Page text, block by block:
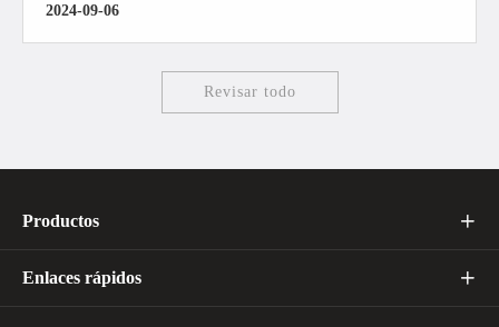
2024-09-06
Revisar todo
Productos 
Enlaces rápidos 